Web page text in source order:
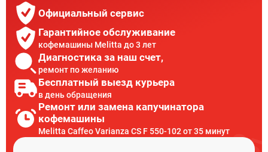
Официальный сервис
Гарантийное обслуживание
кофемашины Melitta до 3 лет
Диагностика за наш счет,
ремонт по желанию
Бесплатный выезд курьера
в день обращения
Ремонт или замена капучинатора
кофемашины
Melitta Caffeo Varianza CS F 550-102 от 35 минут